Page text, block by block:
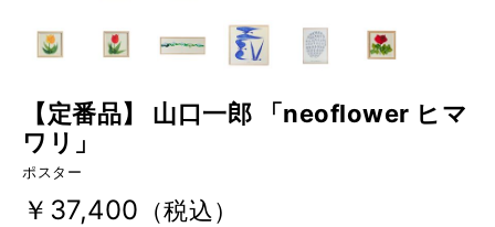
【定番品】 山口一郎 「neoflower ヒマ
ワリ」
ポスター
￥37,400 （税込）